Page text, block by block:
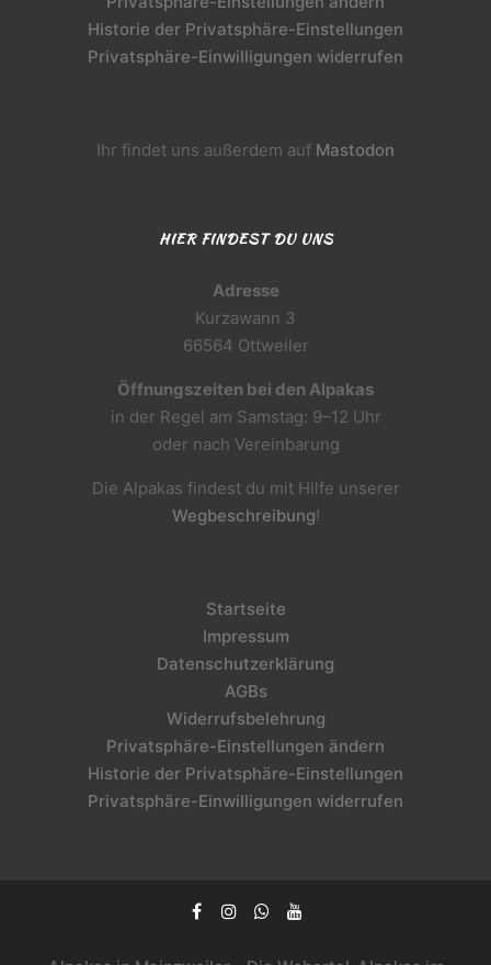
Historie der Privatsphäre-Einstellungen
Privatsphäre-Einwilligungen widerrufen
Ihr findet uns außerdem auf Mastodon
HIER FINDEST DU UNS
Adresse
Kurzawann 3
66564 Ottweiler
Öffnungszeiten bei den Alpakas
in der Regel am Samstag: 9–12 Uhr
oder nach Vereinbarung
Die Alpakas findest du mit Hilfe unserer
Wegbeschreibung!
Startseite
Impressum
Datenschutzerklärung
AGBs
Widerrufsbelehrung
Privatsphäre-Einstellungen ändern
Historie der Privatsphäre-Einstellungen
Privatsphäre-Einwilligungen widerrufen